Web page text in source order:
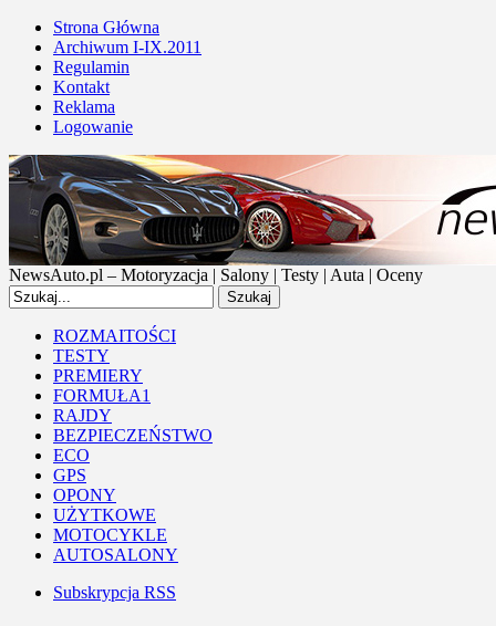
Strona Główna
Archiwum I-IX.2011
Regulamin
Kontakt
Reklama
Logowanie
NewsAuto.pl – Motoryzacja | Salony | Testy | Auta | Oceny
ROZMAITOŚCI
TESTY
PREMIERY
FORMUŁA1
RAJDY
BEZPIECZEŃSTWO
ECO
GPS
OPONY
UŻYTKOWE
MOTOCYKLE
AUTOSALONY
Subskrypcja RSS